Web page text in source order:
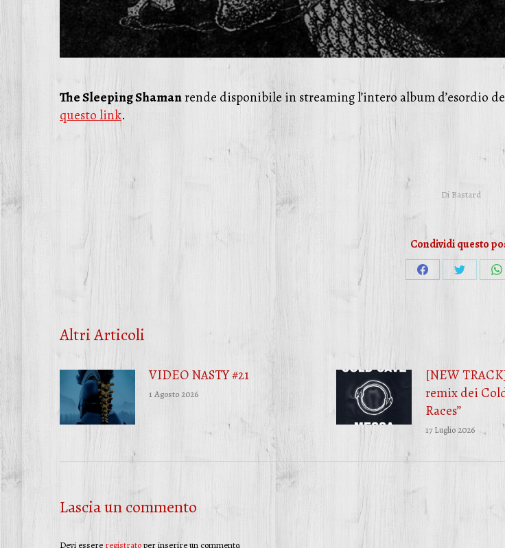
The Sleeping Shamanrende disponibile in streaming l’intero album d’esordio
questo link.
Di Bastard
Condividi questo
CondividiCondividi
Altri Articoli
VIDEO NASTY #21
1 Agosto 2026
[NEW
remix dei
Races”
17 Luglio 2026
Lascia un commento
Devi essere registratoper inserire un commento.